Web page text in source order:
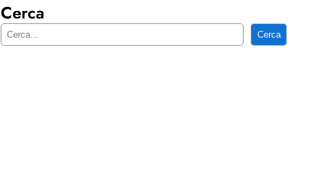
Cerca
C
Cerca